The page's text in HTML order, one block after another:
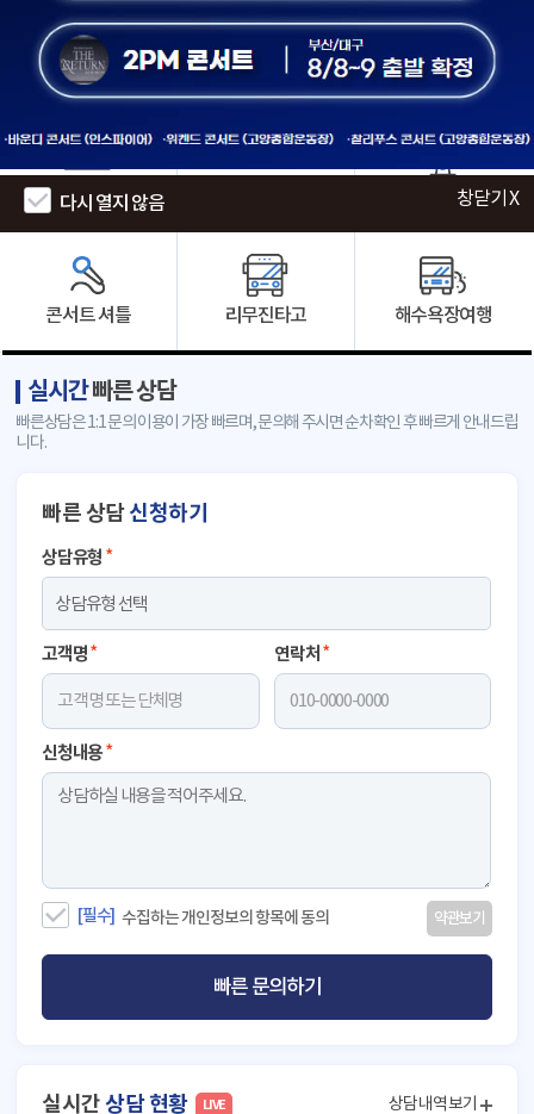
인천공항 에버랜드
콘서트 셔틀 리무진타고 해수욕장여행
실시간빠른 상담
빠른상담은 1:1 문의 이용이 가장 빠르며, 문의해 주시면 순차확인 후 빠르게 안내드립
니다.
빠른 상담신청하기
상담유형 *
고객명* 연락처 *
신청내용*
[필수] 수집하는 개인정보의 항목에 동의 약관보기
빠른 문의하기
실시간상담 현황 LIVE 상담내역보기
● 접수대기
[ 여행관련] 문의합니다.
● 접수대기
[ 예약관련] 문의합니다.
● 접수대기
다시 열지 않음 창닫기 X
다시 열지 않음 창닫기 X